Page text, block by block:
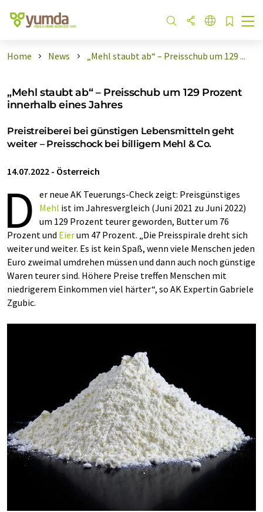
Home News „Mehl staubt ab“ – Preisschub um 129 ...
„Mehl staubt ab“ – Preisschub um 129 Prozent
innerhalb eines Jahres
Preistreiberei bei günstigen Lebensmitteln geht
weiter – Preisschock bei billigem Mehl & Co.
14.07.2022 - Österreich
D er neue AK Teuerungs-Check zeigt: Preisgünstiges
Mehl ist im Jahresvergleich (Juni 2021 zu Juni 2022)
um 129 Prozent teurer geworden, Butter um 76
Prozent und Eierum 47 Prozent. „Die Preisspirale dreht sich
weiter und weiter. Es ist kein Spaß, wenn viele Menschen jeden
Euro zweimal umdrehen müssen und dann auch noch günstige
Waren teurer sind. Höhere Preise treffen Menschen mit
niedrigerem Einkommen viel härter“, so AK Expertin Gabriele
Zgubic.